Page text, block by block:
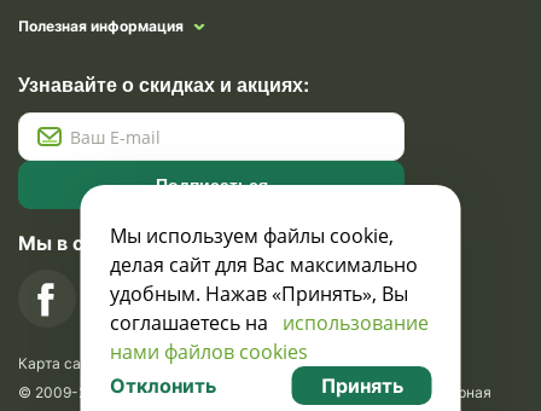
Полезная информация
Узнавайте о скидках и акциях:
Подписаться
Мы в социальных сетях
Карта сайта
© 2009-2026 Krasavik.by. Сувениры оптом. Рекламно-сувенирная
Мы используем файлы cookie,
делая сайт для Вас максимально
удобным. Нажав «Принять», Вы
соглашаетесь на использование
нами файлов cookies
Отклонить Принять